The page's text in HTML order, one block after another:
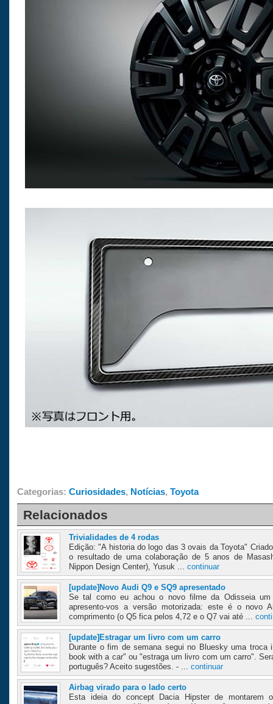
Categorias: Curiosidades, Notícias, Toyota
Relacionados
Trivialidades de 4 rodas
Edição: "A historia do logo das 3 ovais da Toyota"
o resultado de uma colaboração de 5 anos de
Nippon Design Center), Yusuk ... continuar
[update]Novo Audi Q9 e SQ9 apresentado
Se tal como eu achou o novo filme da Odisseia um
apresento-vos a versão motorizada: este é o novo
comprimento (o Q5 fica pelos 4,72 e o Q7 vai até ...
[update]Estragar um livro com um carro
Durante o fim de semana segui no Bluesky uma troca
book with a car" ou "estraga um livro com um carro".
português? Aceito sugestões. - ... continuar
Airbag virado para o lado certo
Esta ideia do concept Dacia Hipster de montarem